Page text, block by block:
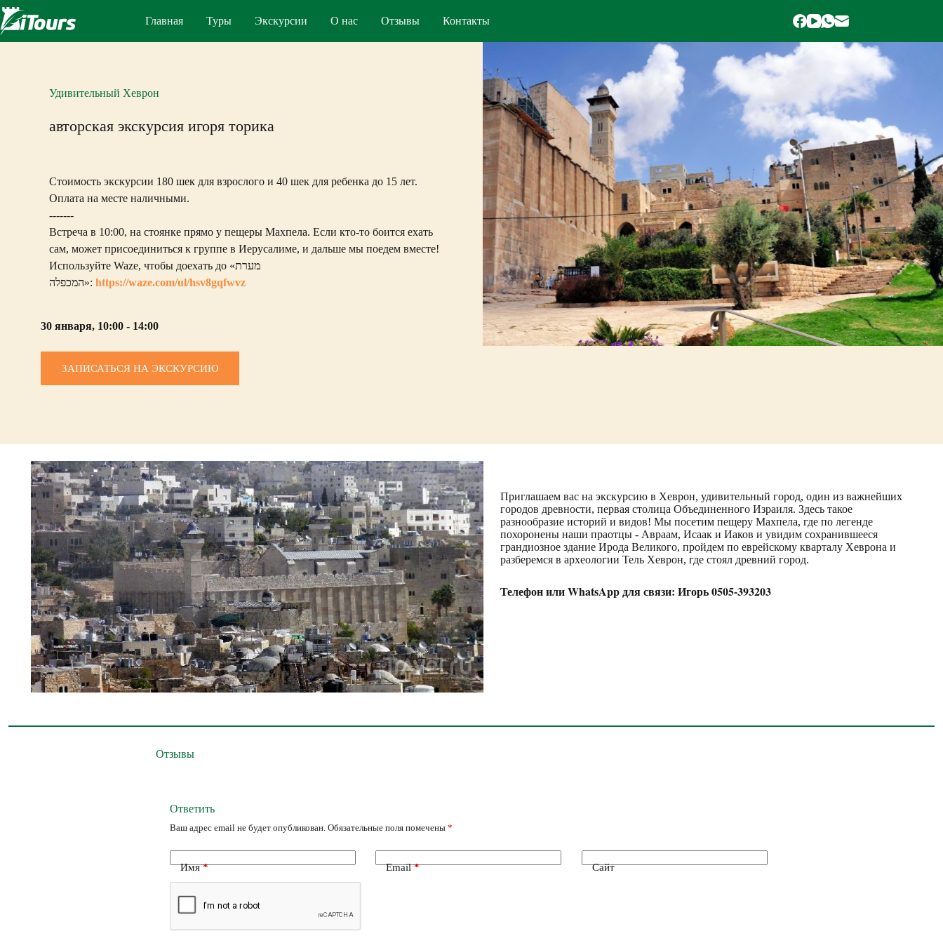
Перейти
к
сути
Главная Туры Экскурсии О нас Отзывы Контакты
Удивительный Хеврон
авторская экскурсия игоря торика
Стоимость экскурсии 180 шек для взрослого и 40 шек для ребенка до 15 лет.
Оплата на месте наличными.
-------
Встреча в 10:00, на стоянке прямо у пещеры Махпела. Если кто-то боится ехать
сам, может присоединиться к группе в Иерусалиме, и дальше мы поедем вместе!
Используйте Waze, чтобы доехать до «מערת
המכפלה»: https://waze.com/ul/hsv8gqfwvz
30 января, 10:00 - 14:00
ЗАПИСАТЬСЯ НА ЭКСКУРСИЮ
Приглашаем вас на экскурсию в Хеврон, удивительный город, один из важнейших
городов древности, первая столица Объединенного Израиля. Здесь такое
разнообразие историй и видов! Мы посетим пещеру Махпела, где по легенде
похоронены наши праотцы - Авраам, Исаак и Иаков и увидим сохранившееся
грандиозное здание Ирода Великого, пройдем по еврейскому кварталу Хеврона и
разберемся в археологии Тель Хеврон, где стоял древний город.
Телефон или WhatsApp для связи: Игорь 0505-393203
Отзывы
Ответить
Ваш адрес email не будет опубликован. Обязательные поля помечены *
Имя* Email* Сайт